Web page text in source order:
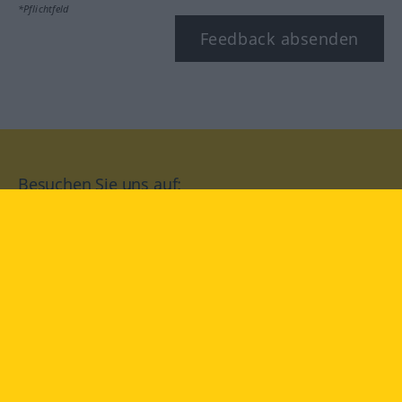
*Pflichtfeld
Feedback absenden
Besuchen Sie uns auf: